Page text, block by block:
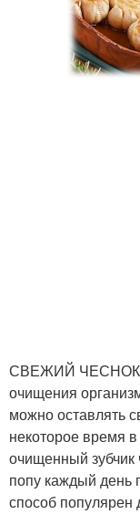
СВЕЖИЙ ЧЕСНОК
очищения
можно оставлять
некоторое время
очищенный зубчик
попу каждый день
способ популярен